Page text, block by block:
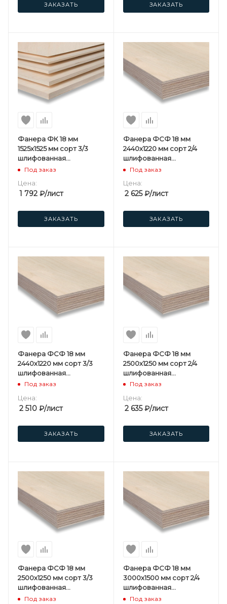
ЗАКАЗАТЬ ЗАКАЗАТЬ
Фанера ФК 18 мм
1525х1525 мм сорт 3/3
шлифованная
березовая
Под заказ
Цена:
1 792 ₽/лист
ЗАКАЗАТЬ
Фанера ФСФ 18 мм
2440х1220 мм сорт 2/4
шлифованная
березовая
Под заказ
Цена:
2 625₽/лист
ЗАКАЗАТЬ
Фанера ФСФ 18 мм
2440х1220 мм сорт 3/3
шлифованная
березовая
Под заказ
Цена:
2 510 ₽/лист
ЗАКАЗАТЬ
Фанера ФСФ 18 мм
2500х1250 мм сорт 2/4
шлифованная
березовая
Под заказ
Цена:
2 635₽/лист
ЗАКАЗАТЬ
Фанера ФСФ 18 мм
2500х1250 мм сорт 3/3
шлифованная
березовая
Под заказ
Фанера ФСФ 18 мм
3000х1500 мм сорт 2/4
шлифованная
березовая
Под заказ